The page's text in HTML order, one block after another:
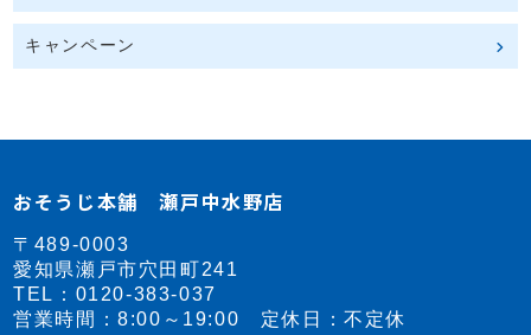
キャンペーン
おそうじ本舗 瀬戸中水野店
〒489-0003
愛知県瀬戸市穴田町241
TEL： 0120-383-037
営業時間：8:00～19:00 定休日：不定休